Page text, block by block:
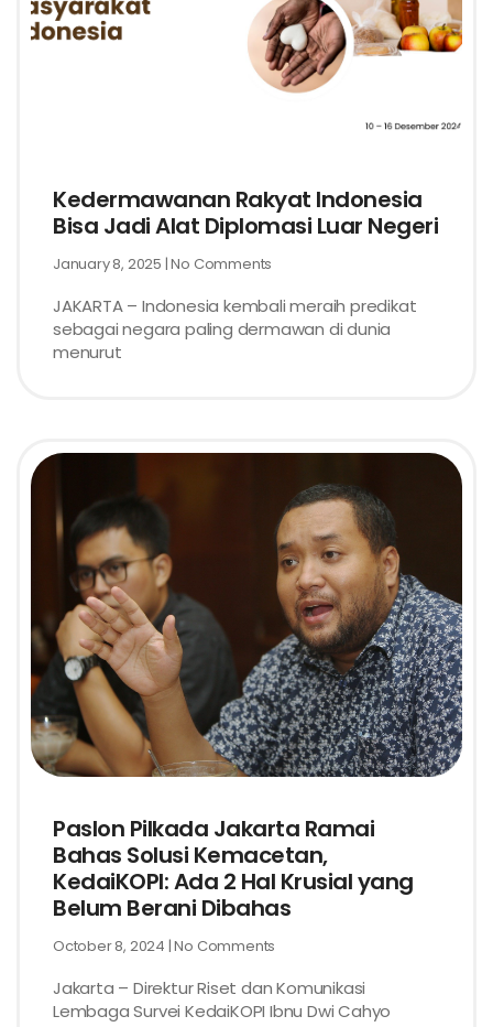
Kedermawanan Rakyat Indonesia
Bisa Jadi Alat Diplomasi Luar Negeri
January 8, 2025 No Comments
JAKARTA – Indonesia kembali meraih predikat
sebagai negara paling dermawan di dunia
menurut
Paslon Pilkada Jakarta Ramai
Bahas Solusi Kemacetan,
KedaiKOPI: Ada 2 Hal Krusial yang
Belum Berani Dibahas
October 8, 2024 No Comments
Jakarta – Direktur Riset dan Komunikasi
Lembaga Survei KedaiKOPI Ibnu Dwi Cahyo